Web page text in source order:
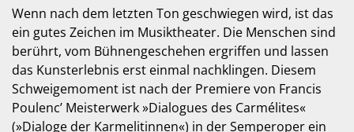
Wenn nach dem letzten Ton geschwiegen wird, ist das
ein gutes Zeichen im Musiktheater. Die Menschen sind
berührt, vom Bühnengeschehen ergriffen und lassen
das Kunsterlebnis erst einmal nachklingen. Diesem
Schweigemoment ist nach der Premiere von Francis
Poulenc’ Meisterwerk »Dialogues des Carmélites«
(»Dialoge der Karmelitinnen«) in der Semperoper ein